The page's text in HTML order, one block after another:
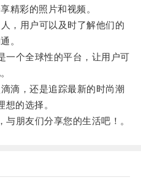
精彩的照片和视频。
用户可以及时了解他们的
。
个全球性的平台，让用户可
，还是追踪最新的时尚潮
的选择。
朋友们分享您的生活吧！。